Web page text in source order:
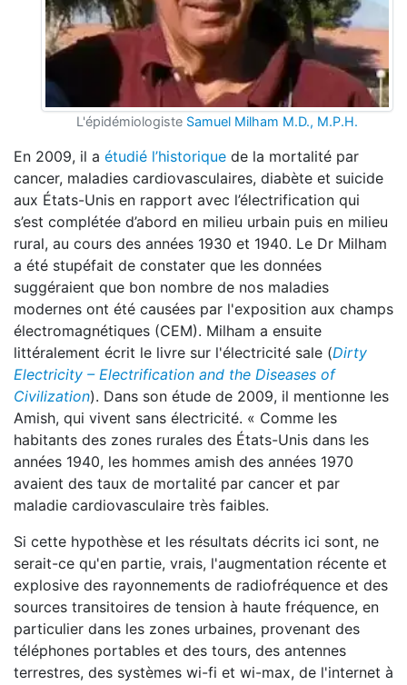
L'épidémiologiste Samuel Milham M.D., M.P.H.
En 2009, il a étudié l’historique de la mortalité par
cancer, maladies cardiovasculaires, diabète et suicide
aux États-Unis en rapport avec l’électrification qui
s’est complétée d’abord en milieu urbain puis en milieu
rural, au cours des années 1930 et 1940. Le Dr Milham
a été stupéfait de constater que les données
suggéraient que bon nombre de nos maladies
modernes ont été causées par l'exposition aux champs
électromagnétiques (CEM). Milham a ensuite
littéralement écrit le livre sur l'électricité sale (Dirty
Electricity – Electrification and the Diseases of
Civilization). Dans son étude de 2009, il mentionne les
Amish, qui vivent sans électricité. « Comme les
habitants des zones rurales des États-Unis dans les
années 1940, les hommes amish des années 1970
avaient des taux de mortalité par cancer et par
maladie cardiovasculaire très faibles.
Si cette hypothèse et les résultats décrits ici sont, ne
serait-ce qu'en partie, vrais, l'augmentation récente et
explosive des rayonnements de radiofréquence et des
sources transitoires de tension à haute fréquence, en
particulier dans les zones urbaines, provenant des
téléphones portables et des tours, des antennes
terrestres, des systèmes wi-fi et wi-max, de l'internet à